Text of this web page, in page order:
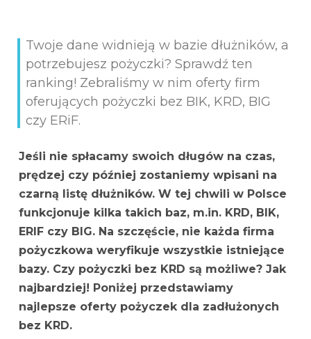
Twoje dane widnieją w bazie dłużników, a
potrzebujesz pożyczki? Sprawdź ten
ranking! Zebraliśmy w nim oferty firm
oferujących pożyczki bez BIK, KRD, BIG
czy ERiF.
Jeśli nie spłacamy swoich długów na czas,
prędzej czy później zostaniemy wpisani na
czarną listę dłużników. W tej chwili w Polsce
funkcjonuje kilka takich baz, m.in. KRD, BIK,
ERIF czy BIG. Na szczęście, nie każda firma
pożyczkowa weryfikuje wszystkie istniejące
bazy. Czy pożyczki bez KRD są możliwe? Jak
najbardziej! Poniżej przedstawiamy
najlepsze oferty pożyczek dla zadłużonych
bez KRD.